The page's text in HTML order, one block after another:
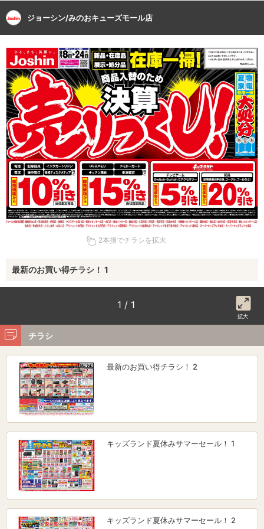
ジョーシン/みのおキューズモール店
2本指でチラシを拡大
最新のお買い得チラシ！ 1
1 / 1
拡大
チラシ
最新のお買い得チラシ！ 2
キッズランド夏休みサマーセール！ 1
キッズランド夏休みサマーセール！ 2